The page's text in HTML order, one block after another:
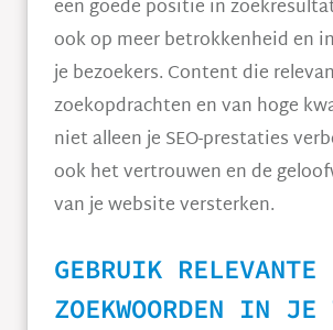
een goede positie in
ook op meer betrokkenheid en
je bezoekers. Content die
zoekopdrachten en van hoge
niet alleen je SEO-prestaties
ook het vertrouwen en de
van je website versterken.
GEBRUIK RELEVANTE
ZOEKWOORDEN IN JE